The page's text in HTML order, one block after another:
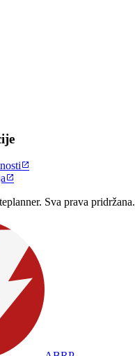


Sva prava pridržana.